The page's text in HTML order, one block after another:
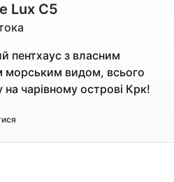
Lux C5
пентхаус з власним
морським видом, всього
на чарівному острові Крк!